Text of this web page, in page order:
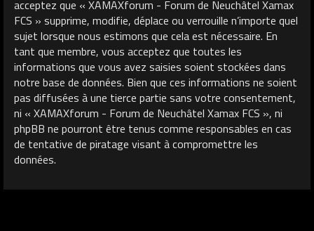
acceptez que « XAMAXforum - Forum de Neuchâtel Xamax
FCS » supprime, modifie, déplace ou verrouille n’importe quel
sujet lorsque nous estimons que cela est nécessaire. En
tant que membre, vous acceptez que toutes les
informations que vous avez saisies soient stockées dans
notre base de données. Bien que ces informations ne soient
pas diffusées à une tierce partie sans votre consentement,
ni « XAMAXforum - Forum de Neuchâtel Xamax FCS », ni
phpBB ne pourront être tenus comme responsables en cas
de tentative de piratage visant à compromettre les
données.